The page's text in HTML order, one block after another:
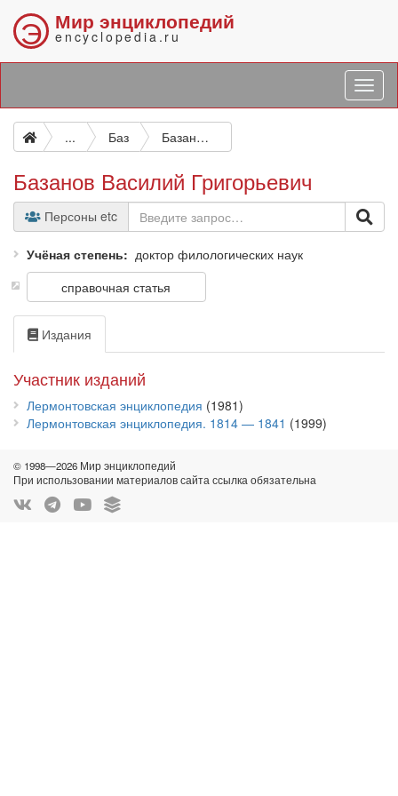
Э Мир энциклопедий
encyclopedia.ru
... Баз Базанов Василий Григорьевич
Базанов Василий Григорьевич
Персоны etc
Учёная степень
доктор филологических наук
справочная статья
Издания
Участник изданий
Лермонтовская энциклопедия (1981)
Лермонтовская энциклопедия. 1814 — 1841 (1999)
© 1998—2026 Мир энциклопедий
При использовании материалов сайта ссылка обязательна